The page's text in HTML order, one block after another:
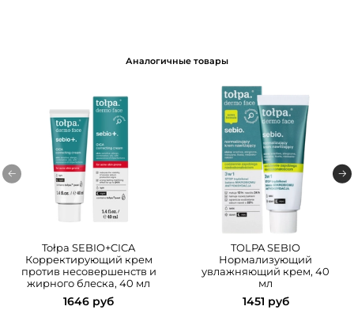
Аналогичные товары
Tołpa SEBIO+CICA
Корректирующий крем
против несовершенств и
жирного блеска, 40 мл
1646 руб
TOLPA SEBIO
Нормализующий
увлажняющий крем, 40
мл
1451 руб